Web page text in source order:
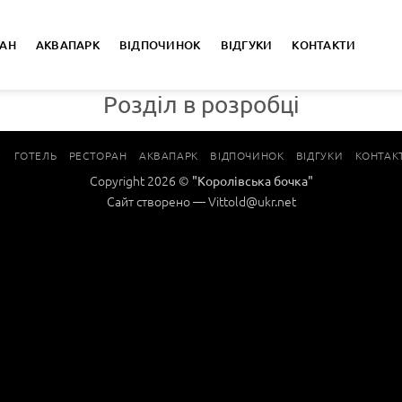
АКВАПАРК ВІДПОЧИНОК ВІДГУКИ КОНТАКТИ
Розділ в розробці
ГОЛОВНА
ГОТЕЛЬ РЕСТОРАН АКВАПАРК ВІДПОЧИНОК ВІДГУКИ
Copyright 2026 © "Королівська бочка"
Сайт створено — Vittold@ukr.net